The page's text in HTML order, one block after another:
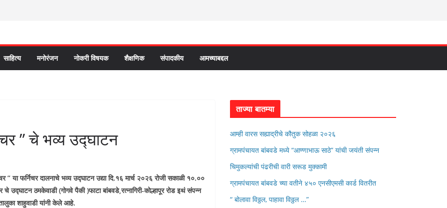
साहित्य मनोरंजन नोकरी विषयक शैक्षणिक संपादकीय आमच्याबद्दल
” चे भव्य उद्घाटन
या फर्निचर दालनाचे भव्य उद्घाटन उद्या दि.१६ मार्च २०२६ रोजी सकाळी १०.००
चे उद्घाटन ठमकेवाडी (गोगवे पैकी )फाटा बांबवडे,रत्नागिरी-कोल्हापूर रोड इथं संपन्न
शाहुवाडी यांनी केले आहे.
ताज्या बातम्या
आम्ही वारस सह्याद्रीचे कौतुक सोहळा २०२६
ग्रामपंचायत बांबवडे मध्ये “आण्णाभाऊ साठे” यांची जयंती संपन्न
चिमुकल्यांची पंढरीची वारी सरूड मुक्कामी
ग्रामपंचायत बांबवडे च्या वतीने ४५० एनसीएमसी कार्ड वितरीत
“ बोलावा विठ्ठल, पाहावा विठ्ठल …”